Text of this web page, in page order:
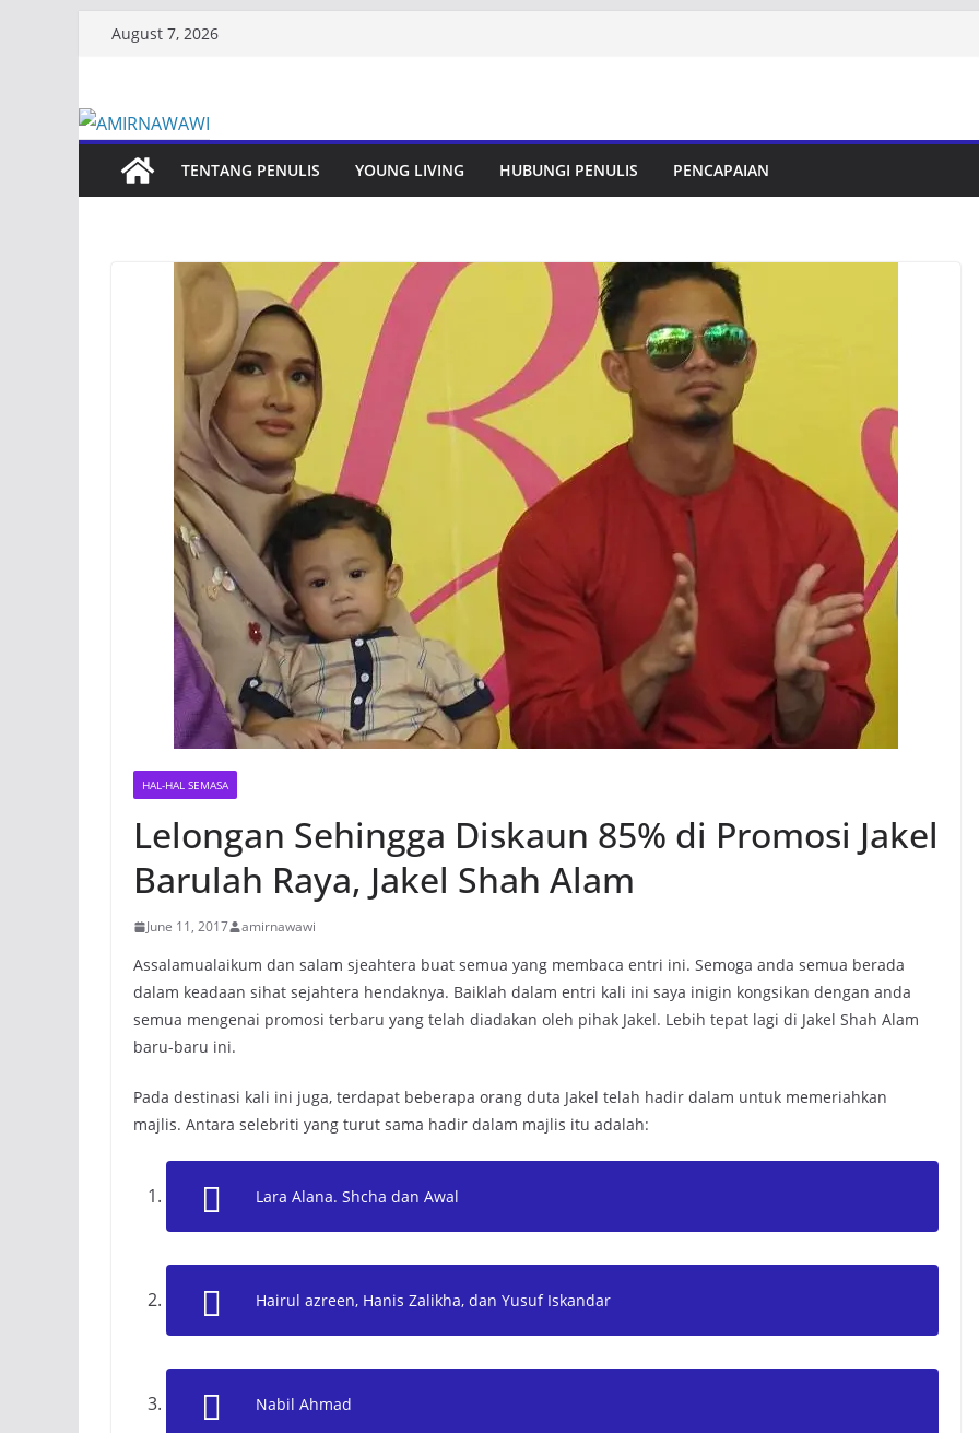
August 7, 2026
TENTANG PENULIS YOUNG LIVING HUBUNGI PENULIS PENCAPAIAN
HAL-HAL SEMASA
Lelongan Sehingga Diskaun 85% di Promosi Jakel
Barulah Raya, Jakel Shah Alam
June 11, 2017 amirnawawi
Assalamualaikum dan salam sjeahtera buat semua yang membaca entri ini. Semoga anda semua berada
dalam keadaan sihat sejahtera hendaknya. Baiklah dalam entri kali ini saya inigin kongsikan dengan anda
semua mengenai promosi terbaru yang telah diadakan oleh pihak Jakel. Lebih tepat lagi di Jakel Shah Alam
baru-baru ini.
Pada destinasi kali ini juga, terdapat beberapa orang duta Jakel telah hadir dalam untuk memeriahkan
majlis. Antara selebriti yang turut sama hadir dalam majlis itu adalah:
Lara Alana. Shcha dan Awal
Hairul azreen, Hanis Zalikha, dan Yusuf Iskandar
Nabil Ahmad